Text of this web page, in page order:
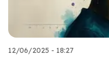
12/06/2025 - 18:27